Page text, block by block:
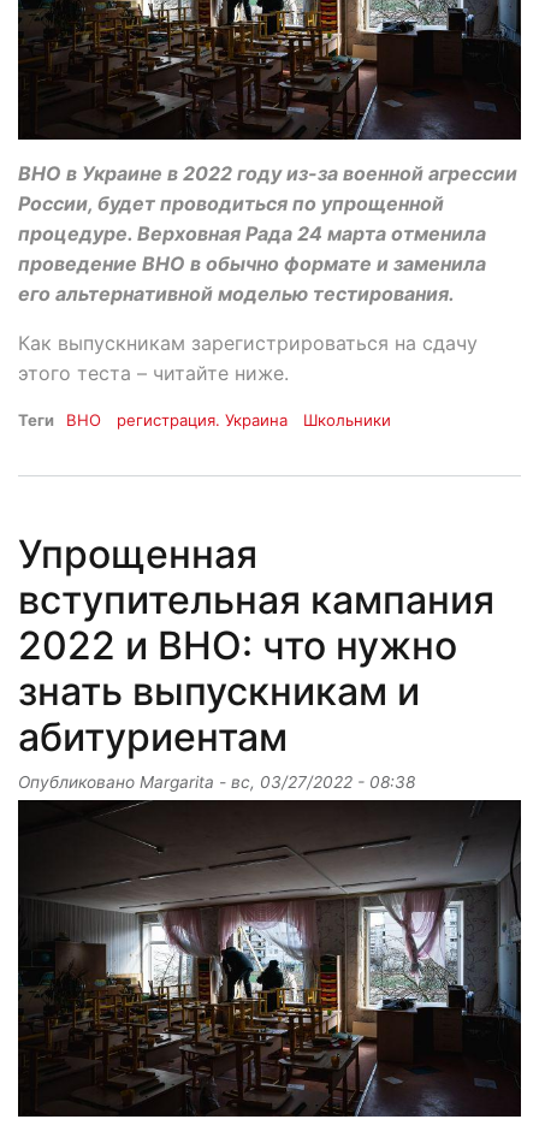
ВНО в Украине в 2022 году из-за военной агрессии
России, будет проводиться по упрощенной
процедуре. Верховная Рада 24 марта отменила
проведение ВНО в обычно формате и заменила
его альтернативной моделью тестирования.
Как выпускникам зарегистрироваться на сдачу
этого теста – читайте ниже.
Теги ВНО регистрация. Украина Школьники
Упрощенная
вступительная кампания
2022 и ВНО: что нужно
знать выпускникам и
абитуриентам
Опубликовано Margarita - вс, 03/27/2022 - 08:38